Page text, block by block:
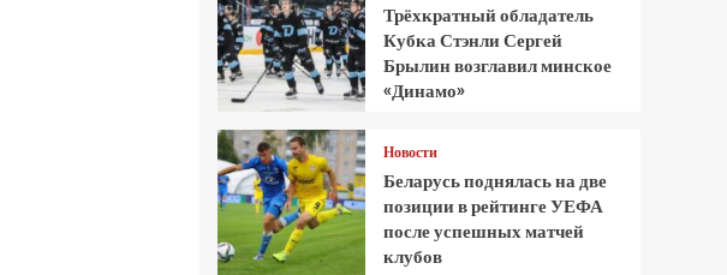
Трёхкратный обладатель
Кубка Стэнли Сергей
Брылин возглавил минское
«Динамо»
Новости
Беларусь поднялась на две
позиции в рейтинге УЕФА
после успешных матчей
клубов